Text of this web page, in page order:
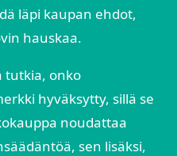
läpi kaupan ehdot,
hauskaa.
tutkia, onko
hyväksytty, sillä se
noudattaa
sen lisäksi,